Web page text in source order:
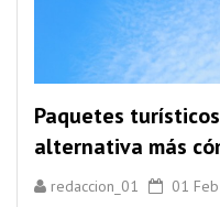
Paquetes
alternativa más
redaccion_01
01